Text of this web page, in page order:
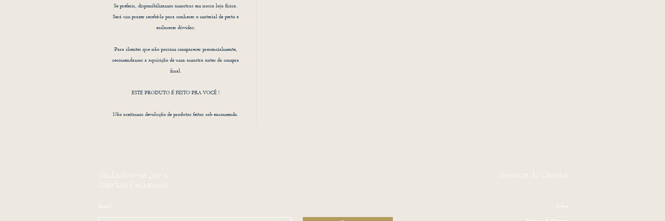
Se preferir, disponibilizamos amostras em nossa loja física.
Será um prazer recebê-lo para conhecer o material de perto e
esclarecer dúvidas.
Para clientes que não possam comparecer presencialmente,
recomendamos a aquisição de uma amostra antes da compra
final.
ESTE PRODUTO É FEITO PRA VOCÊ !
Não aceitamos devolução de produtos feitos sob encomenda.
Cadastre-se para
Ofertas Exclusivas
Email*
Serviço do Cliente
Sobre